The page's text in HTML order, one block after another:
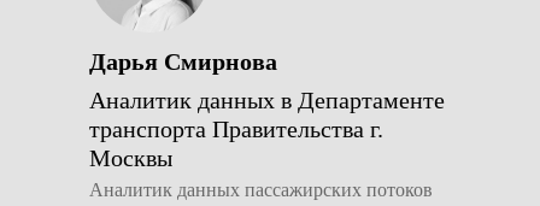
Дарья Смирнова
Аналитик данных в Департаменте
транспорта Правительства г.
Москвы
Аналитик данных пассажирских потоков